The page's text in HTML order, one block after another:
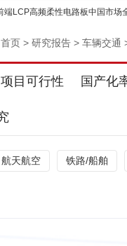
端LCP高频柔性电路板中国市场
首页 > 研究报告 > 车辆交通
项目可行性 国产化
航天航空 铁路/船舶